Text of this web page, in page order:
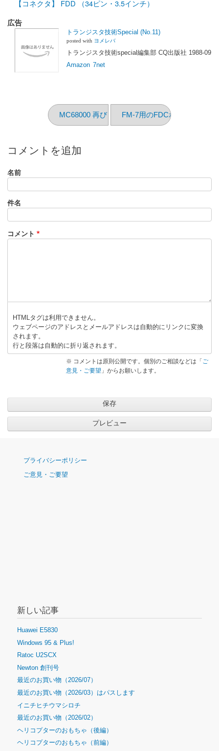
【コネクタ】 FDD （34ピン・3.5インチ）
広告
トランジスタ技術Special (No.11)
posted with ヨメレバ
トランジスタ技術special編集部 CQ出版社 1988-09
Amazon 7net
MC68000 再び FM-7用のFDCボード
コメントを追加
名前
件名
コメント
HTMLタグは利用できません。
ウェブページのアドレスとメールアドレスは自動的にリンクに変換
されます。
行と段落は自動的に折り返されます。
※ コメントは原則公開です。個別のご相談などは「 ご
意見・ご要望 」からお願いします。
ナ
ゲ
プライバシーポリシー
ご意見・ご要望
新しい記事
Huawei E5830
Windows 95 & Plus!
Ratoc U2SCX
Newton 創刊号
最近のお買い物（2026/07）
最近のお買い物（2026/03）はパスします
イニチヒチウマシロチ
最近のお買い物（2026/02）
ヘリコプターのおもちゃ（後編）
ヘリコプターのおもちゃ（前編）